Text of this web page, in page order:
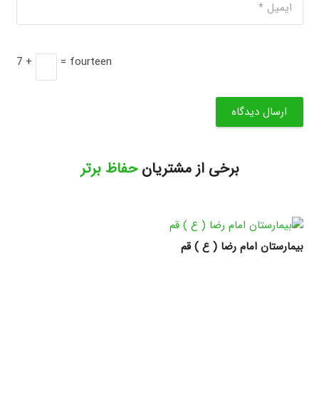
7 + = fourteen
ارسال دیدگاه
برخی از مشتریانحفاظ برتر
بیمارستان امام رضا ( ع ) قم